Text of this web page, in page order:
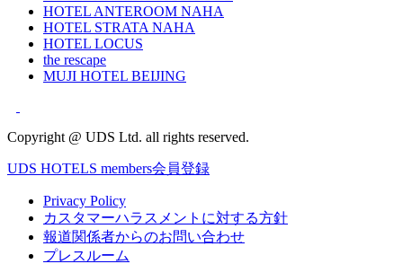
HOTEL ANTEROOM NAHA
HOTEL STRATA NAHA
HOTEL LOCUS
the rescape
MUJI HOTEL BEIJING
Copyright @ UDS Ltd. all rights reserved.
UDS HOTELS members会員登録
Privacy Policy
カスタマーハラスメントに対する方針
報道関係者からのお問い合わせ
プレスルーム